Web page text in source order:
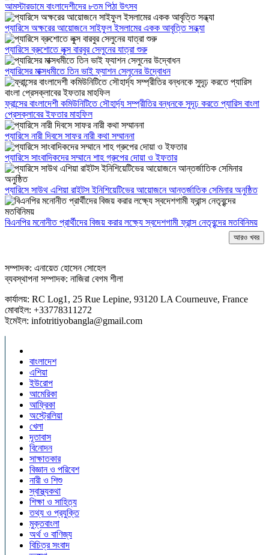
আমস্টারডামে বাংলাদেশীদের ৮তম পিঠা উৎসব
প্যারিসে অক্ষরের আয়োজনে সাইফুল ইসলামের একক আবৃত্তি সন্ধ্যা
প্যারিসে ব্রুশোতে লুক্স বারবুর সেলুনের যাত্রা শুরু
প্যারিসের মাক্সধমীতে তিন ভাই ফ্যাশন সেলুনের উদ্বোধন
ফ্রান্সের বাংলাদেশী কমিউনিটিতে সৌহার্দ্য সম্প্রীতির বন্ধনকে সুদূঢ় করতে প্যারিস বাংলা
প্রেসক্লাবের ইফতার মাহফিল
প্যারিসে নারী দিবসে সাফর নারী কথা সম্মাননা
প্যারিসে সাংবাদিকদের সম্মানে শাহ গ্রুপের দোয়া ও ইফতার
প্যারিসে সাউথ এশিয়া রাইটস ইনিশিয়েটিভের আয়োজনে আন্তর্জাতিক সেমিনার অনুষ্ঠিত
বিএনপির মনোনীত প্রার্থীদের বিজয় করার লক্ষ্যে স্বদেশগামী ফ্রান্স নেতৃবৃন্দের মতবিনিময়
আরও খবর
সম্পাদক: এনায়েত হোসেন সোহেল
ব্যবস্থাপনা সম্পাদক: নাজিরা বেগম শীলা
কার্যালয়: RC Log1, 25 Rue Lepine, 93120 LA Courneuve, France
মোবাইল: +33778311272
ইমেইল: infotritiyobangla@gmail.com
বাংলাদেশ
এশিয়া
ইউরোপ
আমেরিকা
আফ্রিকা
অস্ট্রেলিয়া
খেলা
দূতাবাস
বিনোদন
সাক্ষাতকার
বিজ্ঞান ও পরিবেশ
নারী ও শিশু
স্বাস্থ্যকথা
শিক্ষা ও সাহিত্য
তথ্য ও প্রযুক্তি
মুক্তবাংলা
অর্থ ও বাণিজ্য
বিচিত্র সংবাদ